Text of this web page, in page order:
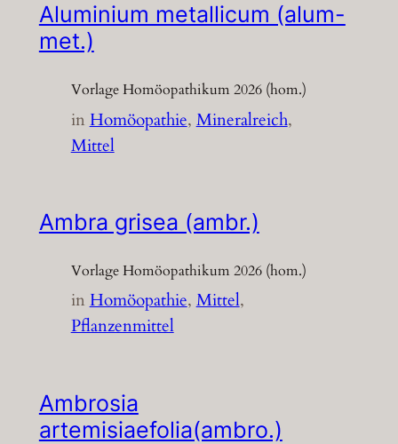
Aluminium metallicum (alum-
met.)
Vorlage Homöopathikum 2026 (hom.)
inHomöopathie, Mineralreich
Mittel
Ambra grisea (ambr.)
Vorlage Homöopathikum 2026 (hom.)
inHomöopathie, Mittel
Pflanzenmittel
Ambrosia
artemisiaefolia(ambro.)